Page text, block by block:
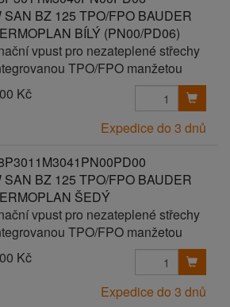
SAN BZ 125 TPO/FPO BAUDER
BÍLÝ (PN00/PD06)
vpust pro nezateplené střechy
TPO/FPO manžetou
Kč
Expedice do 3 dnů
SAN BZ 125 TPO/FPO BAUDER
ŠEDÝ
vpust pro nezateplené střechy
TPO/FPO manžetou
Kč
Expedice do 3 dnů